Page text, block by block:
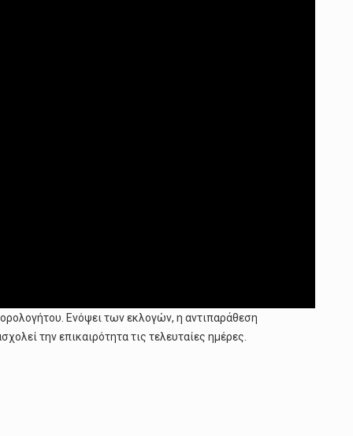
Ενόψει των εκλογών, η αντιπαράθεση
την επικαιρότητα τις τελευταίες ημέρες.